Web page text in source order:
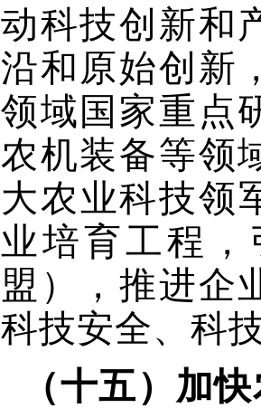
动科技创新和
沿和原始创新
领域国家重点
农机装备等领
大农业科技领
业培育工程
盟），推进企
科技安全、科
（十五）加